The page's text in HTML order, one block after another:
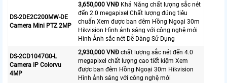
DS-2DE2C200MW-DE
Camera Mini PTZ 2MP
3,650,000 VNĐ Khả Năng chất lượng sắc nét
đến 2.0 megapixel Chất lượng đúng tiêu
chuẩn Xem được ban đêm Hồng Ngoại 30m
Hikvision Hình ảnh sáng với công nghệ mới
Hình Ảnh sắc nét Dễ Dàng Sử Dụng
DS-2CD1047G0-L
Camera IP Colorvu
4MP
2,930,000 VNĐ chất lượng sắc nét đến 4.0
megapixel chất lượng cao tiết kiệm Xem
được ban đêm Hồng Ngoại 30m Hikvision
Hình ảnh sáng với công nghệ mới